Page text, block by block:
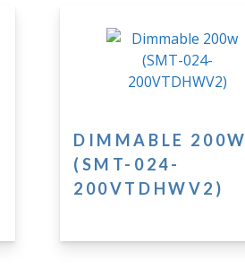
DIMMABLE 200W
(SMT-024-
200VTDHWV2)